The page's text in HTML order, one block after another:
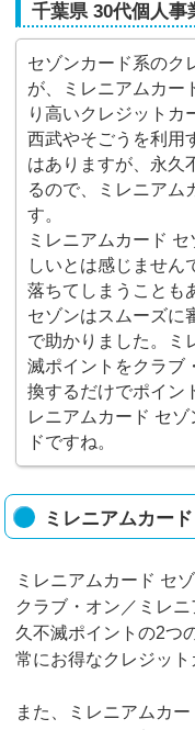
千葉県 30代個人事
セゾンカード系のク
が、ミレニアムカー
り高いクレジットカ
西武やそごうを利用
はありますが、永久
るので、ミレニアム
す。
ミレニアムカード
しいとは感じません
落ちてしまうことも
セゾンはスムーズに
で助かりました。ミ
滅ポイントをクラブ
換するだけでポイン
レニアムカード セ
ドですね。
ミレニアムカー
ミレニアムカード セ
クラブ・オン／ミレ
久不滅ポイントの2つ
常にお得なクレジット
また、ミレニアムカ